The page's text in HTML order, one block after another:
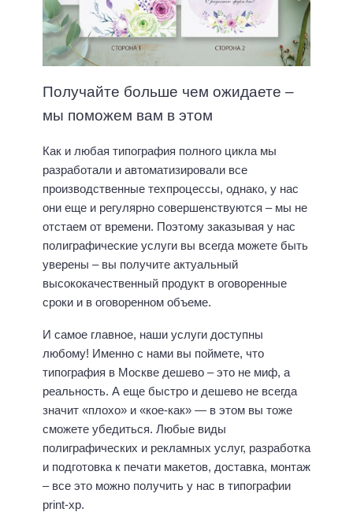
Получайте больше чем ожидаете –
мы поможем вам в этом
Как и любая типография полного цикла мы
разработали и автоматизировали все
производственные техпроцессы, однако, у нас
они еще и регулярно совершенствуются – мы не
отстаем от времени. Поэтому заказывая у нас
полиграфические услуги вы всегда можете быть
уверены – вы получите актуальный
высококачественный продукт в оговоренные
сроки и в оговоренном объеме.
И самое главное, наши услуги доступны
любому! Именно с нами вы поймете, что
типография в Москве дешево – это не миф, а
реальность. А еще быстро и дешево не всегда
значит «плохо» и «кое-как» — в этом вы тоже
сможете убедиться. Любые виды
полиграфических и рекламных услуг, разработка
и подготовка к печати макетов, доставка, монтаж
– все это можно получить у нас в типографии
print-xp.